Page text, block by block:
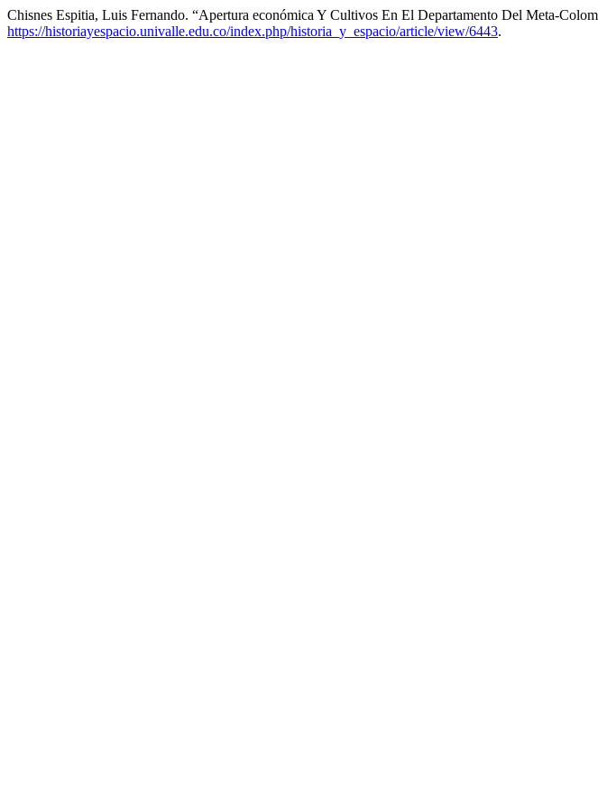
Chisnes Espitia, Luis Fernando. “Apertura económica Y Cultivos En El Departamento Del Meta-
https://historiayespacio.univalle.edu.co/index.php/historia_y_espacio/article/view/6443.